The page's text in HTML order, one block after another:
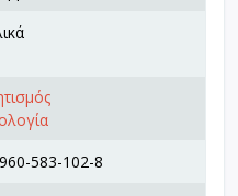
583-102-8